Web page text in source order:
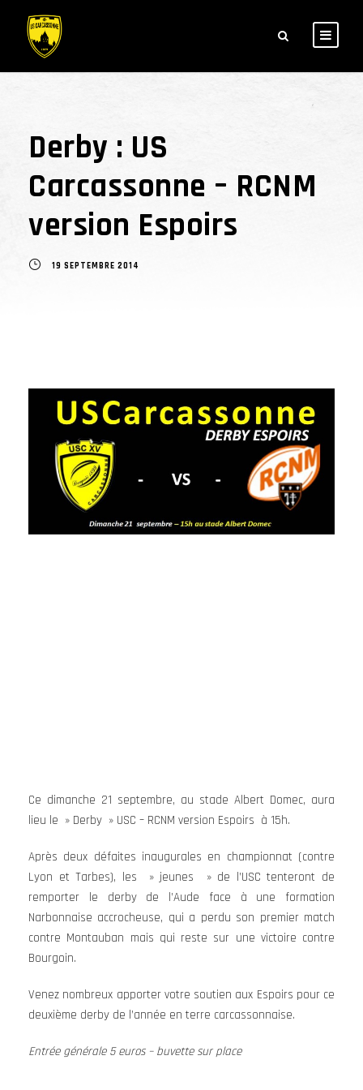
Derby : US
Carcassonne – RCNM
version Espoirs
19 SEPTEMBRE 2014
Ce dimanche 21 septembre, au stade Albert Domec, aura
lieu le » Derby » USC – RCNM version Espoirs à 15h.
Après deux défaites inaugurales en championnat (contre
Lyon et Tarbes), les » jeunes » de l’USC tenteront de
remporter le derby de l’Aude face à une formation
Narbonnaise accrocheuse, qui a perdu son premier match
contre Montauban mais qui reste sur une victoire contre
Bourgoin.
Venez nombreux apporter votre soutien aux Espoirs pour ce
deuxième derby de l’année en terre carcassonnaise.
Entrée générale 5 euros – buvette sur place